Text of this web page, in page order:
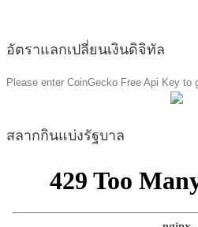
อัตราแลกเปลี่ยนเงินดิจิทัล
Please enter CoinGecko Free Api Key to
สลากกินแบ่งรัฐบาล